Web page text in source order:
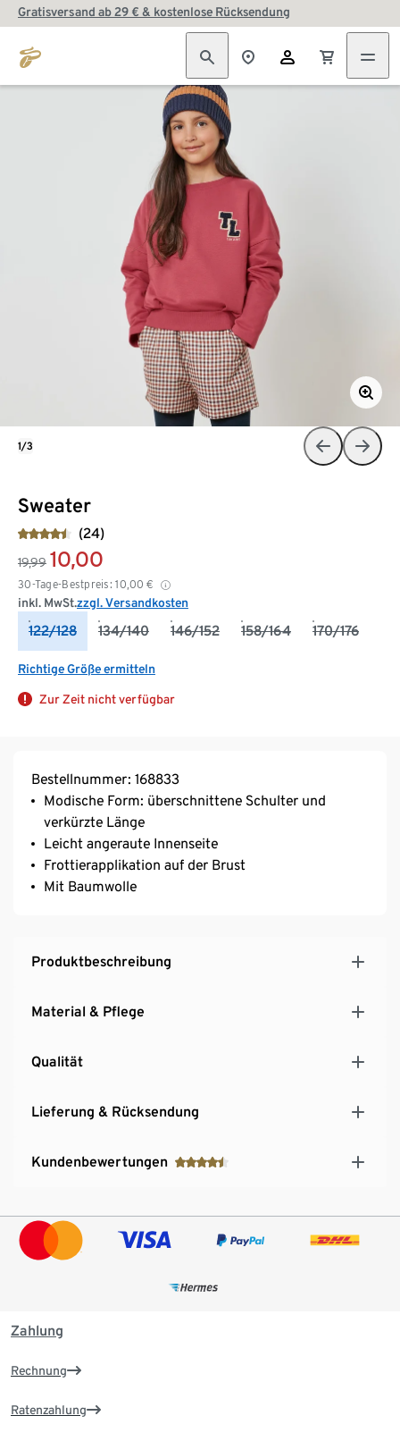
Gratisversand ab 29 € & kostenlose Rücksendung
Sweater
(24)
19,99 10,00
30-Tage-Bestpreis: 10,00 €
inkl. MwSt.zzgl. Versandkosten
122/128 134/140 146/152 158/164 170/176
Richtige Größe ermitteln
Zur Zeit nicht verfügbar
1/3
Bestellnummer: 168833
Modische Form: überschnittene Schulter und
verkürzte Länge
Leicht angeraute Innenseite
Frottierapplikation auf der Brust
Mit Baumwolle
Produktbeschreibung
Material & Pflege
Qualität
Lieferung & Rücksendung
Kundenbewertungen
Zahlung
Rechnung
Ratenzahlung